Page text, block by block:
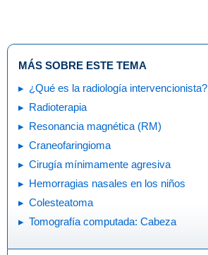
MÁS SOBRE ESTE TEMA
¿Qué es la radiología intervencionista?
Radioterapia
Resonancia magnética (RM)
Craneofaringioma
Cirugía mínimamente agresiva
Hemorragias nasales en los niños
Colesteatoma
Tomografía computada: Cabeza